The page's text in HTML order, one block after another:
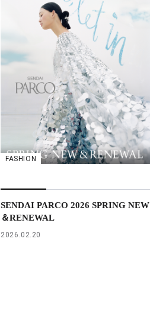
FASHION
SENDAI PARCO 2026 SPRING NEW
＆RENEWAL
2026.02.20